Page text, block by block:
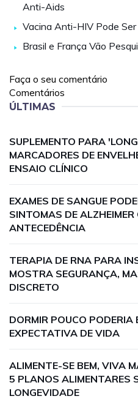
Anti-Aids
Vacina Anti-HIV Pode
Brasil e França Vão
Faça o seu comentário
Comentários
ÚLTIMAS
SUPLEMENTO PARA
MARCADORES DE
ENSAIO CLÍNICO
EXAMES DE SANGUE
SINTOMAS DE
ANTECEDÊNCIA
TERAPIA DE RNA PARA
MOSTRA SEGURANÇA,
DISCRETO
DORMIR POUCO
EXPECTATIVA DE VIDA
ALIMENTE-SE BEM, VIVA
5 PLANOS ALIMENTARES
LONGEVIDADE